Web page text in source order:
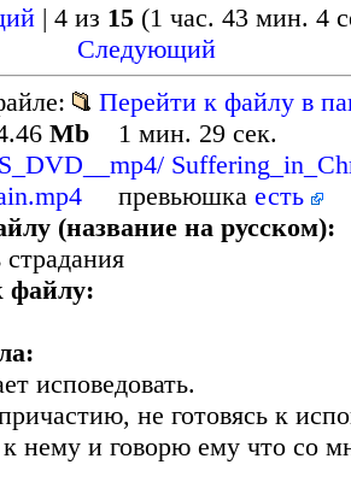
| 4 из 15 (1 час. 43 мин. 4
Следующий
Перейти к файлу в
Mb 1 мин. 29 сек.
превьюшка есть
(название на русском):
файлу:
исповедовать.
не готовясь к
нему и говорю ему что со